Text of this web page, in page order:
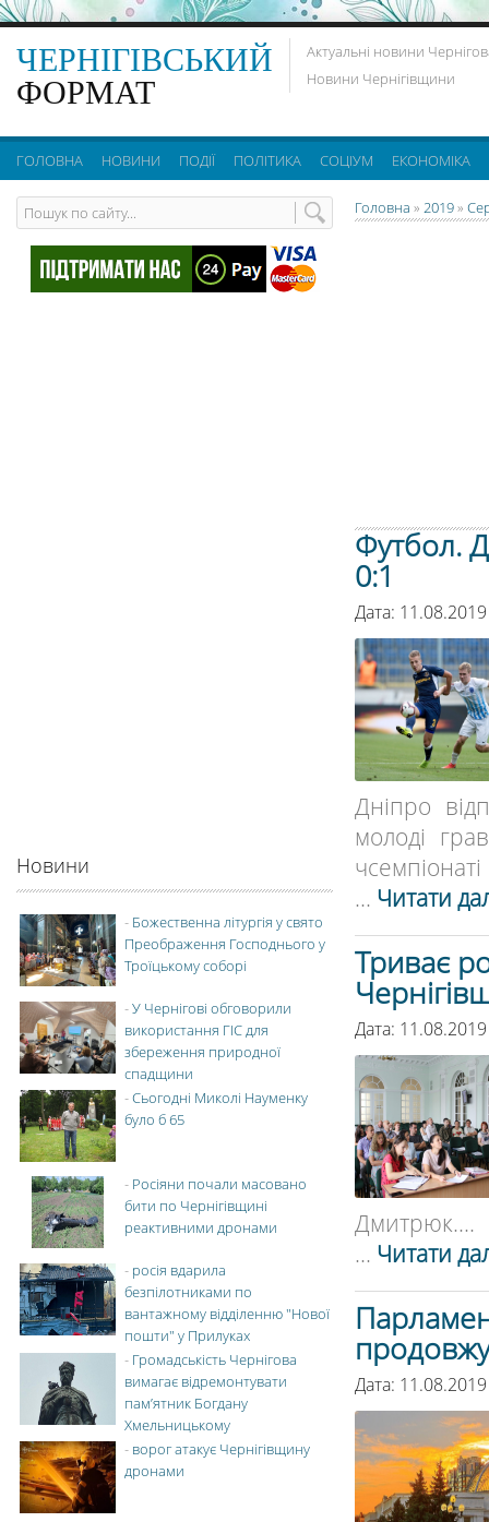
ЧЕРНІГІВСЬКИЙ
ФОРМАТ
Актуальні новини
Новини Чернігівщини
ГОЛОВНА НОВИНИ ПОДІЇ ПОЛІТИКА СОЦІУМ ЕКОНОМІКА
Головна » 2019»
Футбол.
0:1
Дата:
Дніпро
молоді
... Читати
Триває
Дата:
Дмитрюк....
... Читати
Дата:
Новини
- Божественна літургія у свято
Преображення Господнього у
Троїцькому соборі
-У Чернігові обговорили
використання ГІС для
збереження природної
спадщини
-Сьогодні Миколі Науменку
було б 65
- Росіяни почали масовано
бити по Чернігівщині
реактивними дронами
- росія вдарила
безпілотниками по
вантажному відділенню "Нової
пошти" у Прилуках
- Громадськість Чернігова
вимагає відремонтувати
пам’ятник Богдану
Хмельницькому
- ворог атакує Чернігівщину
дронами